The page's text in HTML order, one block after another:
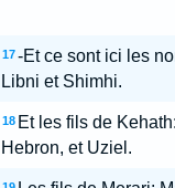
17 -Et ce sont ici les
Libni et Shimhi.
18 Et les fils de
Hebron, et Uziel.